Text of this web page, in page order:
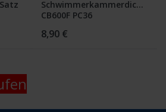
Schwimmerkammerdichtung
CB600F PC36
8,90 €